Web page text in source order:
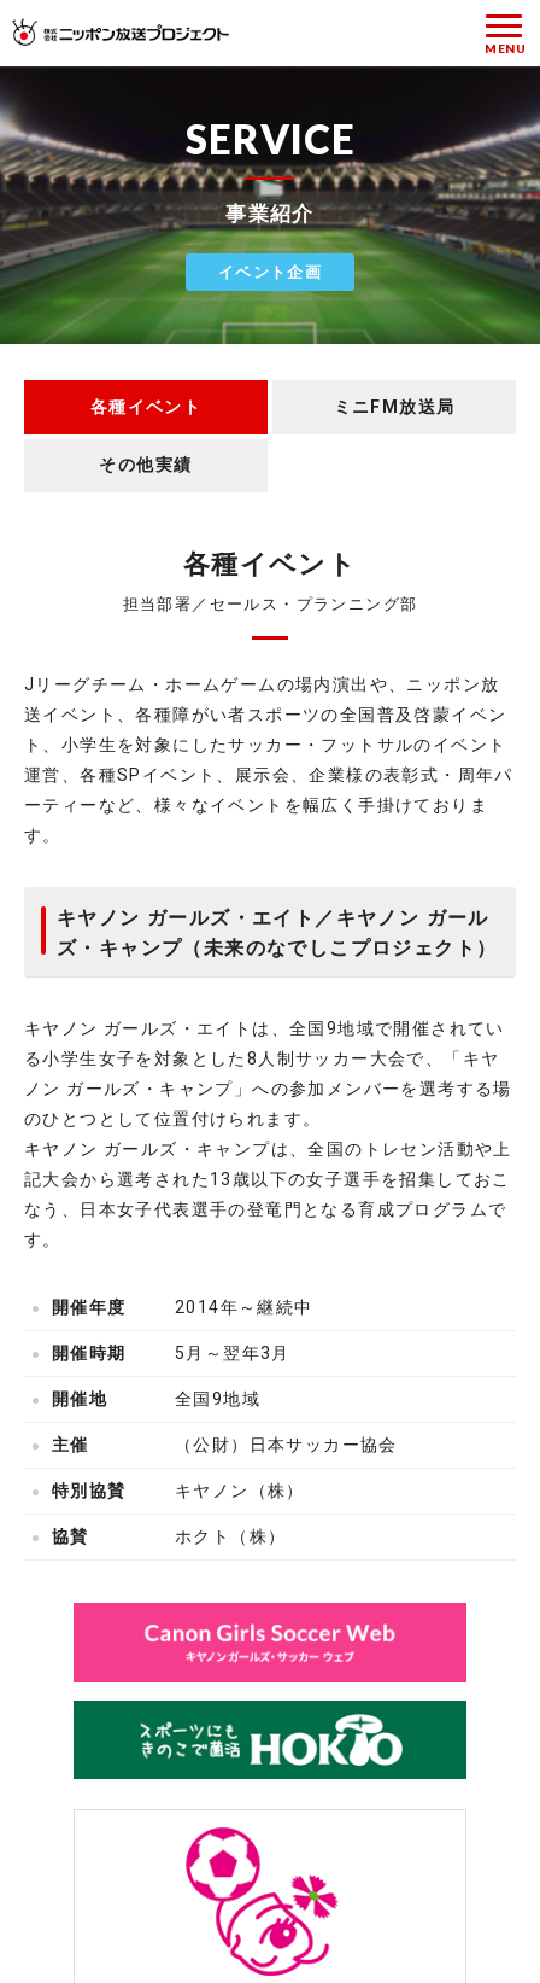
SERVICE
事業紹介
イベント企画
各種イベント ミニFM放送局
その他実績
各種イベント
担当部署／セールス・プランニング部
Jリーグチーム・ホームゲームの場内演出や、ニッポン放
送イベント、各種障がい者スポーツの全国普及啓蒙イベン
ト、小学生を対象にしたサッカー・フットサルのイベント
運営、各種SPイベント、展示会、企業様の表彰式・周年パ
ーティーなど、様々なイベントを幅広く手掛けておりま
す。
キヤノン ガールズ・エイト／キヤノン ガール
ズ・キャンプ（未来のなでしこプロジェクト）
キヤノン ガールズ・エイトは、全国9地域で開催されてい
る小学生女子を対象とした8人制サッカー大会で、「キヤ
ノン ガールズ・キャンプ」への参加メンバーを選考する場
のひとつとして位置付けられます。
キヤノン ガールズ・キャンプは、全国のトレセン活動や上
記大会から選考された13歳以下の女子選手を招集しておこ
なう、日本女子代表選手の登竜門となる育成プログラムで
す。
開催年度 2014年～継続中
開催時期 5月～翌年3月
開催地 全国9地域
主催 （公財）日本サッカー協会
特別協賛 キヤノン（株）
協賛 ホクト（株）